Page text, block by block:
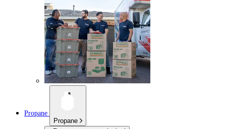
Propane
Propane